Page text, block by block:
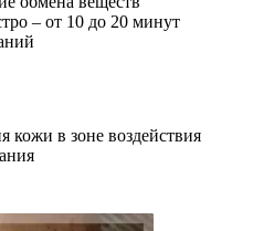
– от 10 до 20 минут
кожи в зоне воздействия